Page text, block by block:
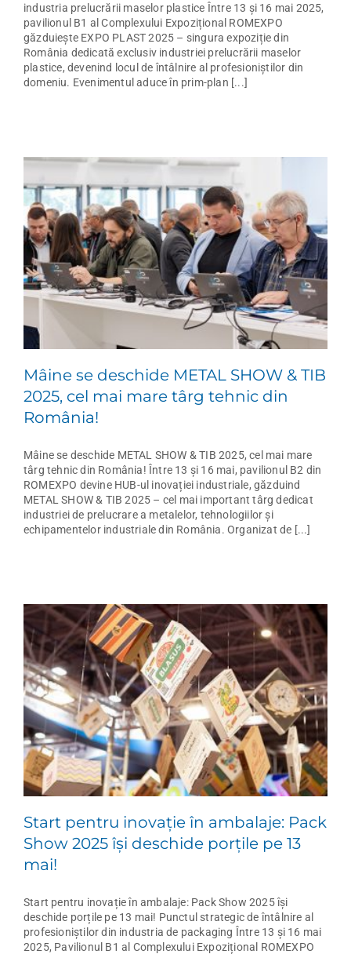
industria prelucrării maselor plastice Între 13 și 16 mai 2025,
pavilionul B1 al Complexului Expozițional ROMEXPO
găzduiește EXPO PLAST 2025 – singura expoziție din
România dedicată exclusiv industriei prelucrării maselor
plastice, devenind locul de întâlnire al profesioniștilor din
domeniu. Evenimentul aduce în prim-plan [...]
Mâine se deschide METAL SHOW & TIB
2025, cel mai mare târg tehnic din
România!
Mâine se deschide METAL SHOW & TIB 2025, cel mai mare
târg tehnic din România! Între 13 și 16 mai, pavilionul B2 din
ROMEXPO devine HUB-ul inovației industriale, găzduind
METAL SHOW & TIB 2025 – cel mai important târg dedicat
industriei de prelucrare a metalelor, tehnologiilor și
echipamentelor industriale din România. Organizat de [...]
Start pentru inovație în ambalaje: Pack
Show 2025 își deschide porțile pe 13
mai!
Start pentru inovație în ambalaje: Pack Show 2025 își
deschide porțile pe 13 mai! Punctul strategic de întâlnire al
profesioniștilor din industria de packaging Între 13 și 16 mai
2025, Pavilionul B1 al Complexului Expozițional ROMEXPO